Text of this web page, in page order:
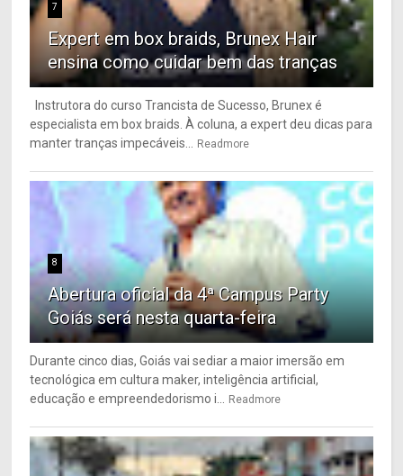
7
Expert em box braids, Brunex Hair
ensina como cuidar bem das tranças
Instrutora do curso Trancista de Sucesso, Brunex é
especialista em box braids. À coluna, a expert deu dicas para
manter tranças impecáveis... Readmore
8
Abertura oficial da 4ª Campus Party
Goiás será nesta quarta-feira
Durante cinco dias, Goiás vai sediar a maior imersão em
tecnológica em cultura maker, inteligência artificial,
educação e empreendedorismo i... Readmore